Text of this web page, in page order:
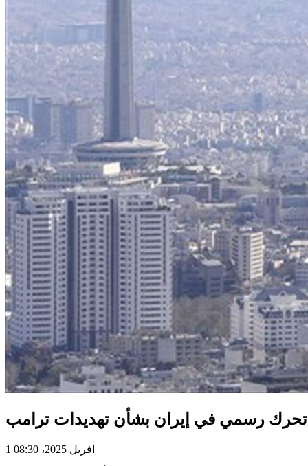
تحرك رسمي في إيران بشأن تهديدات ترامب
1 افريل 2025، 08:30